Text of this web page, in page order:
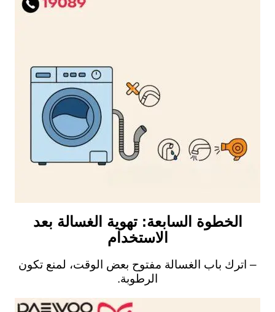
الخطوة السابعة: تهوية الغسالة بعد
الاستخدام
– اترك باب الغسالة مفتوح بعض الوقت، لمنع تكون
الرطوبة.